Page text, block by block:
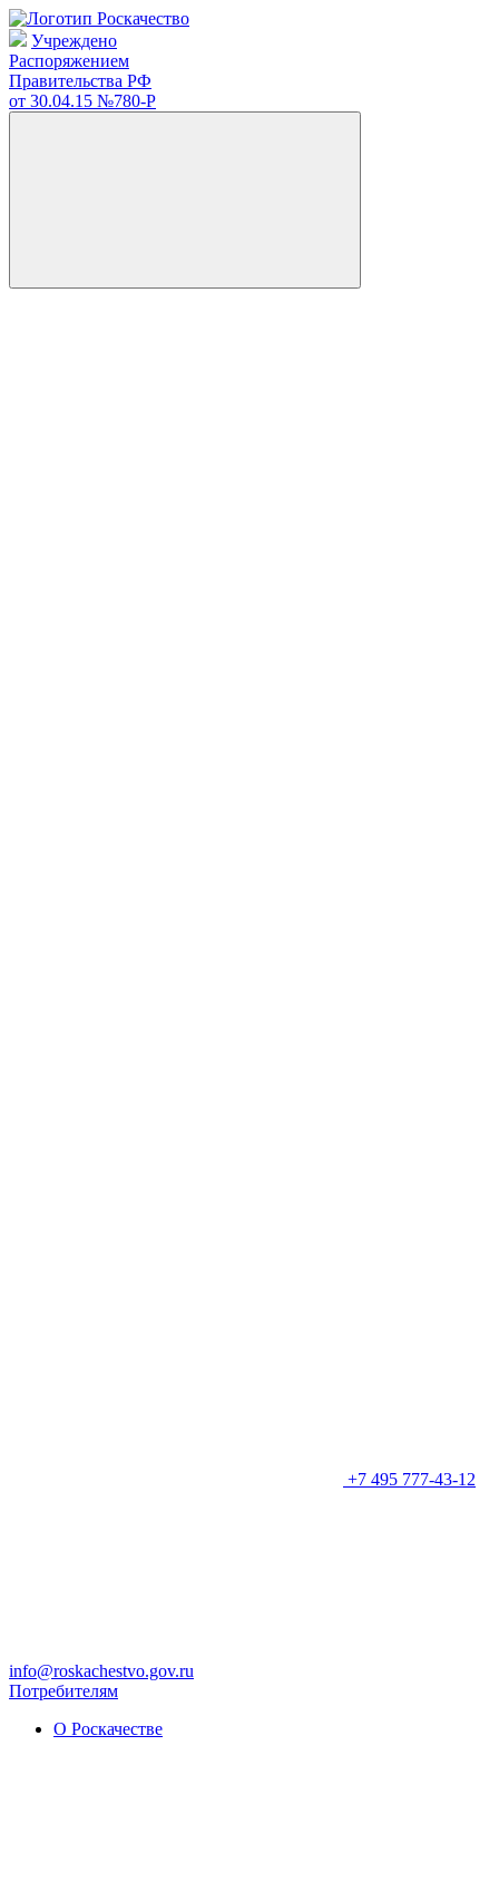
Учреждено
Распоряжением
Правительства РФ
от 30.04.15 №780-Р
+7 495 777-43-12
info@roskachestvo.gov.ru
Потребителям
О Роскачестве